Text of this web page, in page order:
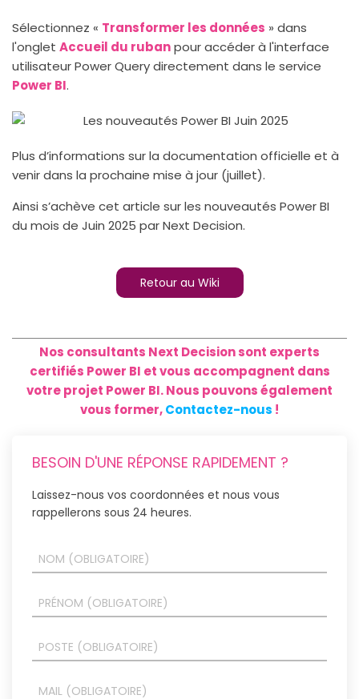
Sélectionnez « Transformer les données » dans
l'onglet Accueil du rubanpour accéder à l'interface
utilisateur Power Query directement dans le service
Power BI.
Plus d’informations sur la documentation officielle et à
venir dans la prochaine mise à jour (juillet).
Ainsi s’achève cet article sur les nouveautés Power BI
du mois de Juin 2025 par Next Decision.
Retour au Wiki
Nos consultants Next Decision sont experts
certifiés Power BI et vous accompagnent dans
votre projet Power BI. Nous pouvons également
vous former,Contactez-nous !
BESOIN D'UNE RÉPONSE RAPIDEMENT ?
Laissez-nous vos coordonnées et nous vous
rappellerons sous 24 heures.